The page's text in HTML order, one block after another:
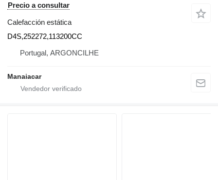
Precio a consultar
Calefacción estática
D4S,252272,113200CC
Portugal, ARGONCILHE
Manaiacar